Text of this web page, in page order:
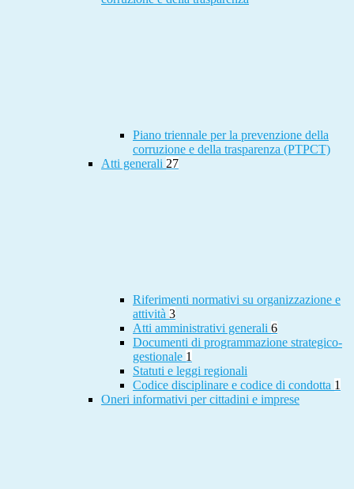
Piano triennale per la prevenzione della
corruzione e della trasparenza (PTPCT)
Atti generali 27
Riferimenti normativi su organizzazione e
attività 3
Atti amministrativi generali 6
Documenti di programmazione strategico-
gestionale 1
Statuti e leggi regionali
Codice disciplinare e codice di condotta 1
Oneri informativi per cittadini e imprese